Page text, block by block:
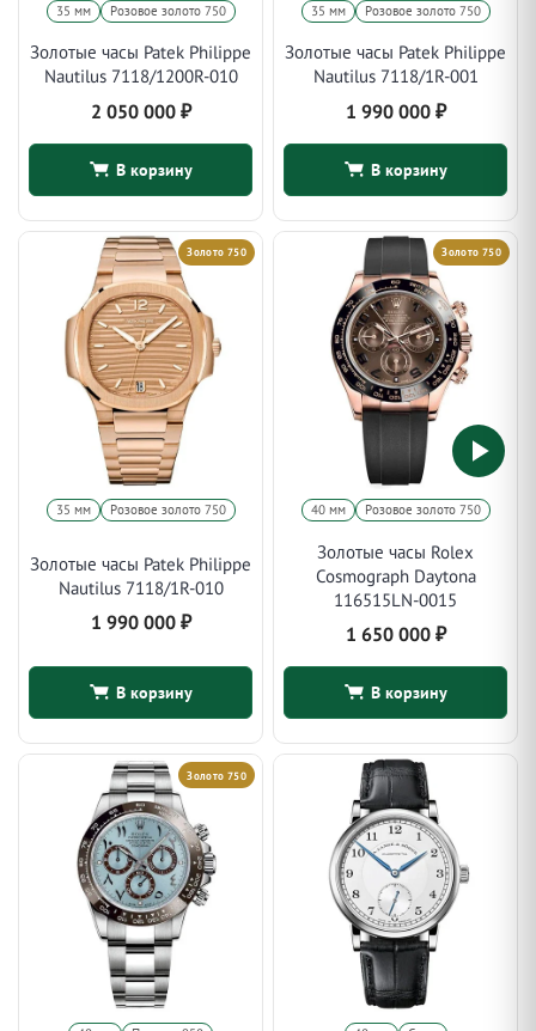
35 мм Розовое золото 750
Золотые часы Patek Philippe
Nautilus 7118/1200R-010
2 050 000 ₽
В корзину
35 мм Розовое золото 750
Золотые часы Patek Philippe
Nautilus 7118/1R-001
1 990 000 ₽
В корзину
Золото 750
35 мм Розовое золото 750
Золотые часы Patek Philippe
Nautilus 7118/1R-010
1 990 000 ₽
В корзину
Золото 750
40 мм Розовое золото 750
Золотые часы Rolex
Cosmograph Daytona
116515LN-0015
1 650 000 ₽
В корзину
Золото 750